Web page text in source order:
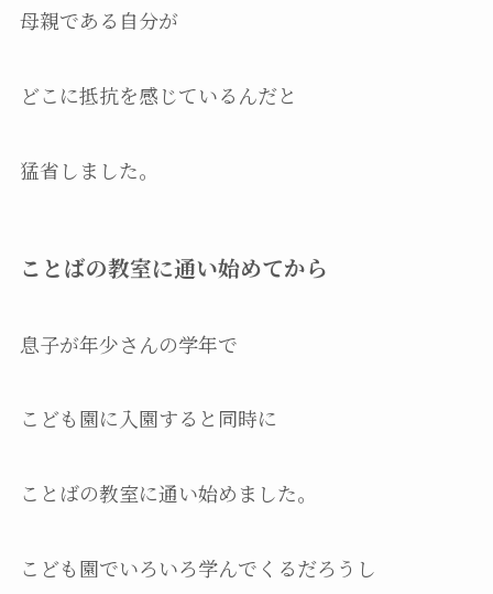
母親である自分が
どこに抵抗を感じているんだと
猛省しました。
ことばの教室に通い始めてから
息子が年少さんの学年で
こども園に入園すると同時に
ことばの教室に通い始めました。
こども園でいろいろ学んでくるだろうし